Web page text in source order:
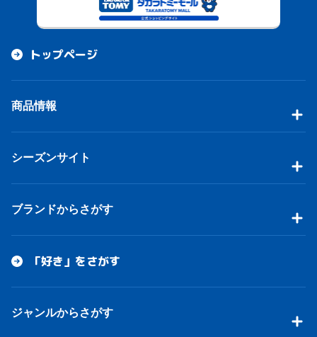
トップページ
商品情報
シーズンサイト
ブランドからさがす
「好き」をさがす
ジャンルからさがす